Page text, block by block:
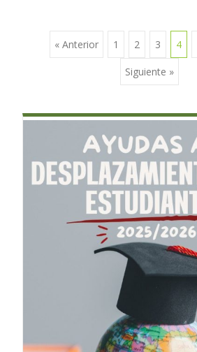
Ir a las
« Anterior 1 2 3 4
Siguiente »